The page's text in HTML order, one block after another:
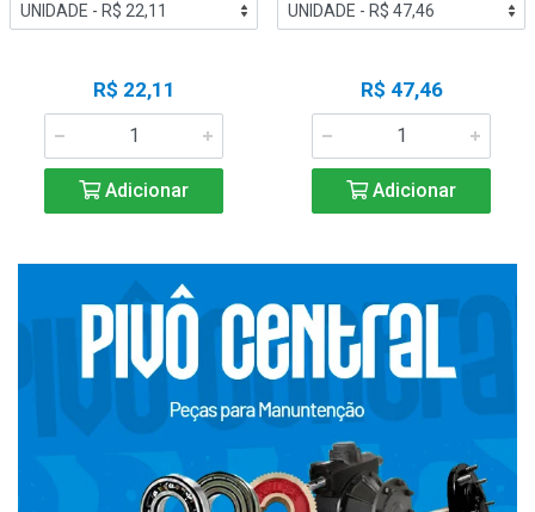
R$ 22,11
Adicionar
R$ 47,46
Adicionar